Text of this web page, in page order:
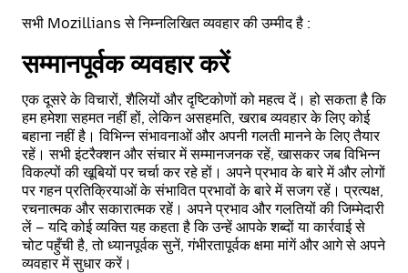
सभी Mozillians से निम्नलिखित व्यवहार की उम्मीद है :
सम्मानपूर्वक व्यवहार करें
एक दूसरे के विचारों, शैलियों और दृष्टिकोणों को महत्व दें। हो सकता है कि
हम हमेशा सहमत नहीं हों, लेकिन असहमति, खराब व्यवहार के लिए कोई
बहाना नहीं है। विभिन्न संभावनाओं और अपनी गलती मानने के लिए तैयार
रहें। सभी इंटरैक्शन और संचार में सम्मानजनक रहें, खासकर जब विभिन्न
विकल्पों की खूबियों पर चर्चा कर रहे हों। अपने प्रभाव के बारे में और लोगों
पर गहन प्रतिक्रियाओं के संभावित प्रभावों के बारे में सजग रहें। प्रत्यक्ष,
रचनात्मक और सकारात्मक रहें। अपने प्रभाव और गलतियों की जिम्मेदारी
लें – यदि कोई व्यक्ति यह कहता है कि उन्हें आपके शब्दों या कार्रवाई से
चोट पहुँची है, तो ध्यानपूर्वक सुनें, गंभीरतापूर्वक क्षमा मांगें और आगे से अपने
व्यवहार में सुधार करें।